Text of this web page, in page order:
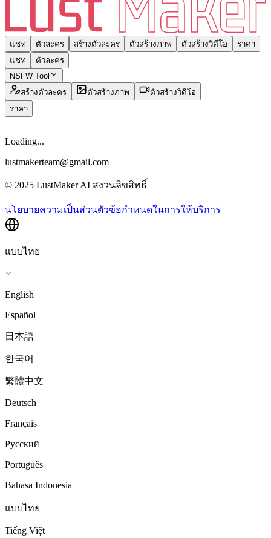
แชท ตัวละคร สร้างตัวละคร ตัวสร้างภาพ ตัวสร้างวิดีโอ
ราคา
แชท
ตัวละคร
NSFW Tool
สร้างตัวละคร
ตัวสร้างภาพ
ตัวสร้างวิดีโอ
ราคา
Loading...
lustmakerteam@gmail.com
© 2025 LustMaker AI สงวนลิขสิทธิ์
นโยบายความเป็นส่วนตัวข้อกำหนดในการให้บริการ
แบบไทย
English
Español
日本語
한국어
繁體中文
Deutsch
Français
Русский
Português
Bahasa Indonesia
แบบไทย
Tiếng Việt